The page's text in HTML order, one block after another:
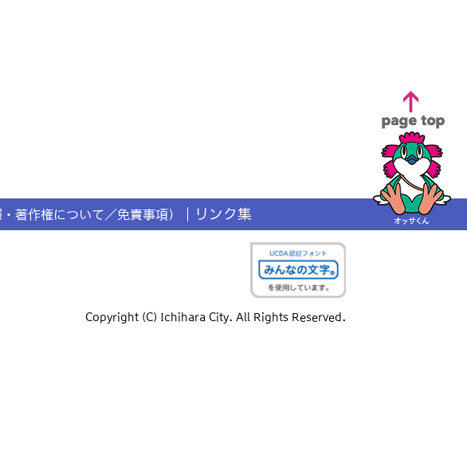
著作権について／免責事項） リンク集
Copyright (C) Ichihara City. All Rights Reserved.